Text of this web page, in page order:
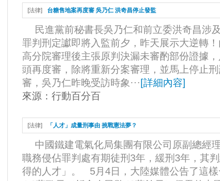
[法律] 台糖售地案再度審 吳乃仁 洪奇昌停止發監
民進黨前秘書長吳乃仁和前立委洪奇昌涉
罪判刑定讞即將入監前夕，昨天展示大逆轉
高分院審理後主張原判決漏未審酌部份證據
頭再度審，除將重新分案審理，並馬上停止
審，吳乃仁昨晚受訪時象··· [詳細內容]
來源： 行動百分百
[法律] 「人才」成量刑事由 挑戰憲法夢？
中國鐵建電氣化局集團有限公司原副總經
職務侵佔罪判處有期徒刑3年，緩刑3年，其
得的人才」。 5月4日，大陸媒體公告了這